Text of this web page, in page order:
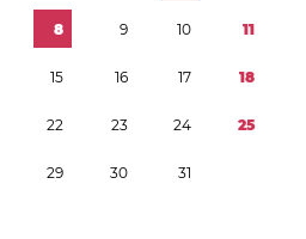
8 9 10 11
15 16 17 18
22 23 24 25
29 30 31